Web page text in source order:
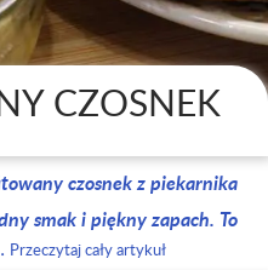
CZOSNEK
czosnek z piekarnika
smak i piękny zapach. To
Przeczytaj cały artykuł